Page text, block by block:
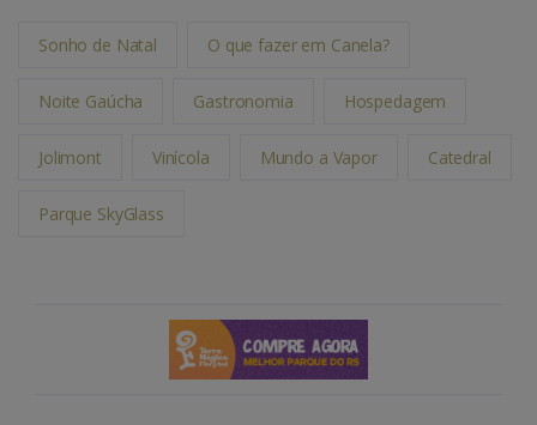
Sonho de Natal O que fazer em Canela?
Noite Gaúcha Gastronomia Hospedagem
Jolimont Vinícola Mundo a Vapor Catedral
Parque SkyGlass